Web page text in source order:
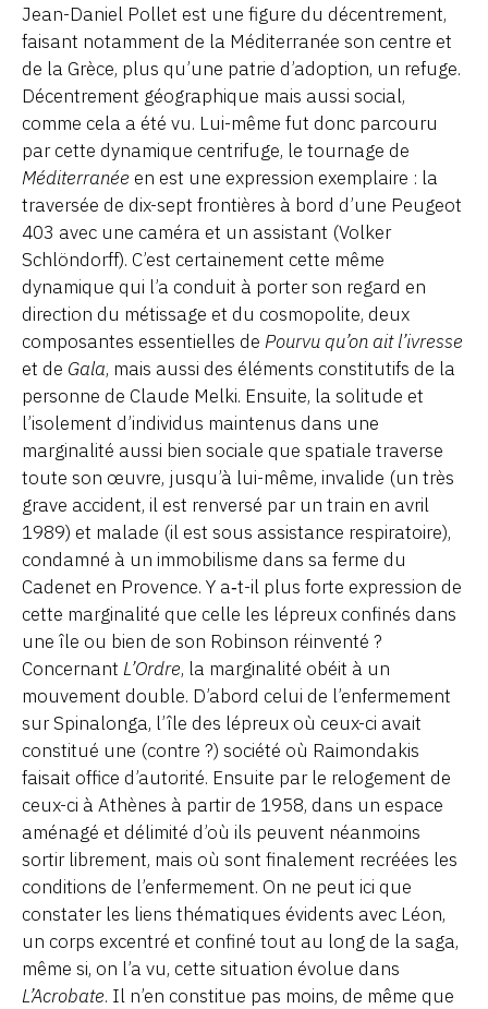
Jean-Daniel Pollet est une figure du décentrement,
faisant notamment de la Méditerranée son centre et
de la Grèce, plus qu’une patrie d’adoption, un refuge.
Décentrement géographique mais aussi social,
comme cela a été vu. Lui-même fut donc parcouru
par cette dynamique centrifuge, le tournage de
Méditerranée en est une expression exemplaire : la
traversée de dix-sept frontières à bord d’une Peugeot
403 avec une caméra et un assistant (Volker
Schlöndorff). C’est certainement cette même
dynamique qui l’a conduit à porter son regard en
direction du métissage et du cosmopolite, deux
composantes essentielles de Pourvu qu’on ait l’ivresse
et de Gala, mais aussi des éléments constitutifs de la
personne de Claude Melki. Ensuite, la solitude et
l’isolement d’individus maintenus dans une
marginalité aussi bien sociale que spatiale traverse
toute son œuvre, jusqu’à lui-même, invalide (un très
grave accident, il est renversé par un train en avril
1989) et malade (il est sous assistance respiratoire),
condamné à un immobilisme dans sa ferme du
Cadenet en Provence. Y a‑t-il plus forte expression de
cette marginalité que celle les lépreux confinés dans
une île ou bien de son Robinson réinventé ?
Concernant L’Ordre, la marginalité obéit à un
mouvement double. D’abord celui de l’enfermement
sur Spinalonga, l’île des lépreux où ceux-ci avait
constitué une (contre ?) société où Raimondakis
faisait office d’autorité. Ensuite par le relogement de
ceux-ci à Athènes à partir de 1958, dans un espace
aménagé et délimité d’où ils peuvent néanmoins
sortir librement, mais où sont finalement recréées les
conditions de l’enfermement. On ne peut ici que
constater les liens thématiques évidents avec Léon,
un corps excentré et confiné tout au long de la saga,
même si, on l’a vu, cette situation évolue dans
L’Acrobate. Il n’en constitue pas moins, de même que